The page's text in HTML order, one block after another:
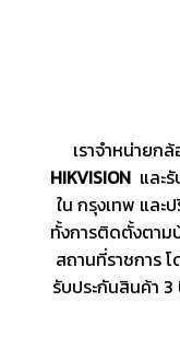
เราจำหน่ายก
HIKVISIONและรั
ใน กรุงเทพ และ
ทั้งการติดตั้งตาม
สถานที่ราชการ
รับประกันสินค้า